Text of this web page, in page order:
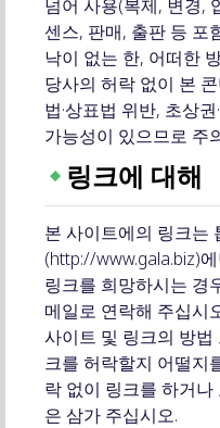
넘어 사용(복제, 변경,
센스, 판매, 출판 등 포
낙이 없는 한, 어떠한
당사의 허락 없이 본
법·상표법 위반, 초상
가능성이 있으므로 주
링크에 대해
본 사이트에의 링크는
(http://www.gala.biz)
링크를 희망하시는 경
메일로 연락해 주십시
사이트 및 링크의 방법
크를 허락할지 어떨지
락 없이 링크를 하거
은 삼가 주십시오.